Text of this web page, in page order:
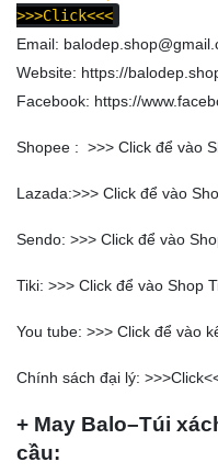
>>>Click<<<
Email:
Website: https://
Facebook: https://
Shopee : >>> Click để vào
Lazada:>>> Click để vào
Sendo: >>> Click để vào
Tiki: >>> Click để vào Shop
You tube: >>> Click để vào
Chính sách đại lý: >>>Click
+ May Balo–Túi
cầu: